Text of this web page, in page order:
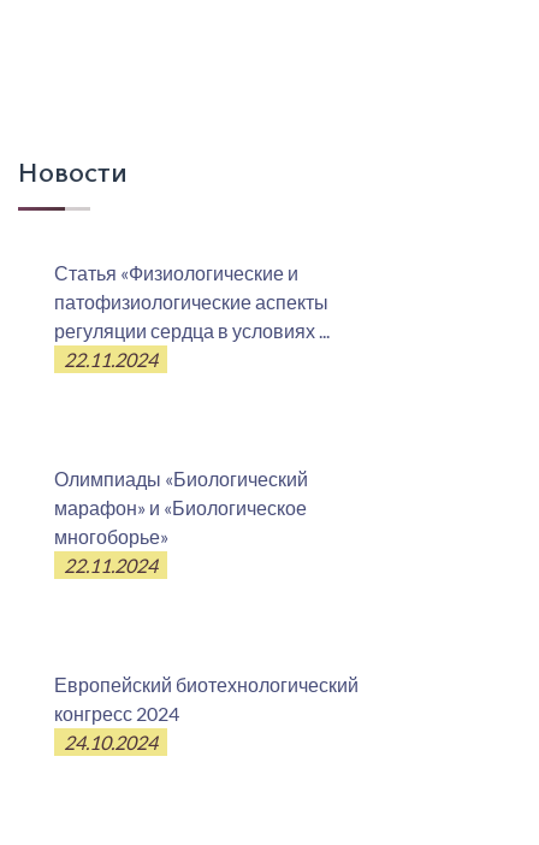
Новости
Статья «Физиологические и
патофизиологические аспекты
регуляции сердца в условиях ...
22.11.2024
Олимпиады «Биологический
марафон» и «Биологическое
многоборье»
22.11.2024
Европейский биотехнологический
конгресс 2024
24.10.2024